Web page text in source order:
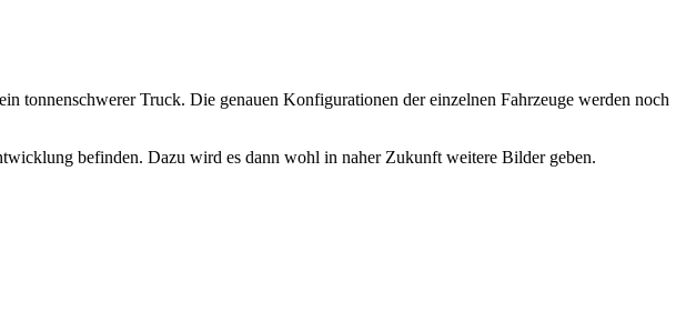
tonnenschwerer Truck. Die genauen Konfigurationen der einzelnen Fahrzeuge werden noch
befinden. Dazu wird es dann wohl in naher Zukunft weitere Bilder geben.